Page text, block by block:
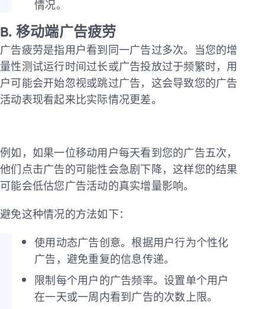
情况。
B. 移动端广告疲劳
广告疲劳是指用户看到同一广告过多次。当您的增
量性测试运行时间过长或广告投放过于频繁时，用
户可能会开始忽视或跳过广告，这会导致您的广告
活动表现看起来比实际情况更差。
例如，如果一位移动用户每天看到您的广告五次，
他们点击广告的可能性会急剧下降，这样您的结果
可能会低估您广告活动的真实增量影响。
避免这种情况的方法如下：
使用动态广告创意。根据用户行为个性化
广告，避免重复的信息传递。
限制每个用户的广告频率。设置单个用户
在一天或一周内看到广告的次数上限。